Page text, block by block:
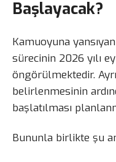
Başlayacak?
Kamuoyuna
sürecinin 2026 yılı
öngörülmektedir.
belirlenmesinin
başlatılması
Bununla birlikte şu